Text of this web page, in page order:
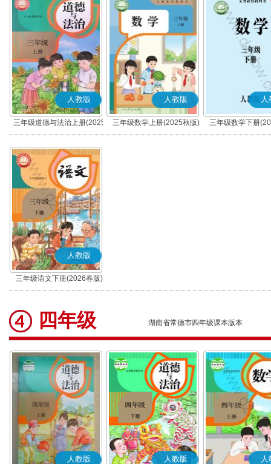
人教版
三年级道德与法治上册(2025
秋版)(部编版)
人教版
三年级数学上册(2025秋版)
人
三年级数学下册
人教版
三年级语文下册(2026春版)
(部编版)
四年级 湖南省常德市四年级课本版本
人教版 人教版 人